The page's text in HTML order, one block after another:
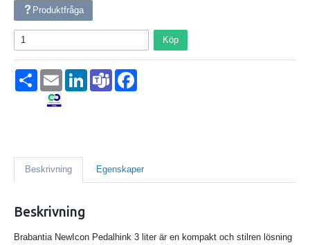
Produktfråga
Köp
Dela Email LinkedInTeams
Beskrivning Egenskaper
Beskrivning
Brabantia NewIcon Pedalhink 3 liter är en kompakt och stilren lösning